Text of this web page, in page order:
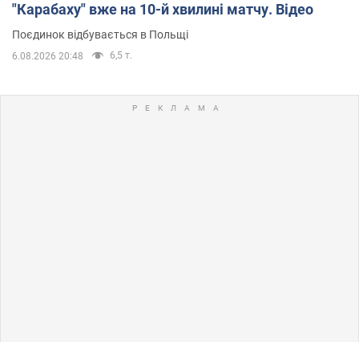
"Карабаху" вже на 10-й хвилині матчу. Відео
Поєдинок відбувається в Польщі
6.08.2026 20:48 6,5 т.